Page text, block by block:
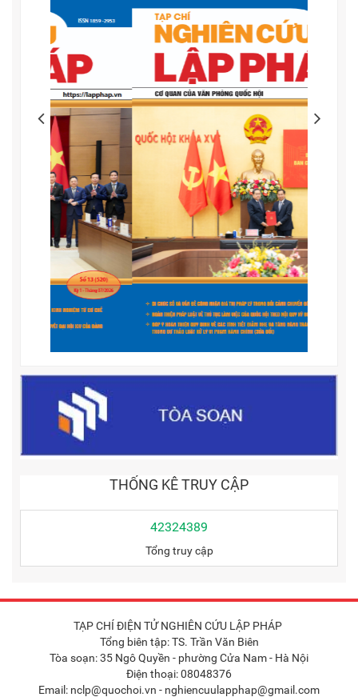
THỐNG KÊ TRUY CẬP
42324389
Tổng truy cập
TẠP CHÍ ĐIỆN TỬ NGHIÊN CỨU LẬP PHÁP
Tổng biên tập: TS. Trần Văn Biên
Tòa soạn: 35 Ngô Quyền - phường Cửa Nam - Hà Nội
Điện thoại: 08048376
Email: nclp@quochoi.vn - nghiencuulapphap@gmail.com